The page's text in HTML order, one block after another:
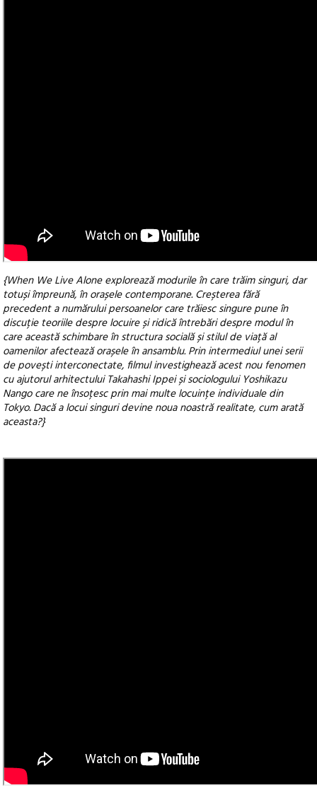
{When We Live Alone explorează modurile în care trăim singuri, dar
totuși împreună, în orașele contemporane. Creșterea fără
precedent a numărului persoanelor care trăiesc singure pune în
discuție teoriile despre locuire și ridică întrebări despre modul în
care această schimbare în structura socială și stilul de viață al
oamenilor afectează orașele în ansamblu. Prin intermediul unei serii
de povești interconectate, filmul investighează acest nou fenomen
cu ajutorul arhitectului Takahashi Ippei și sociologului Yoshikazu
Nango care ne însoțesc prin mai multe locuințe individuale din
Tokyo. Dacă a locui singuri devine noua noastră realitate, cum arată
aceasta?}